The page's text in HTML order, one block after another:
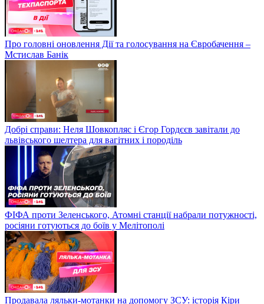
Про головні оновлення Дії та голосування на Євробачення –
Мстислав Банік
Добрі справи: Неля Шовкопляс і Єгор Гордєєв завітали до
львівського шелтера для вагітних і породіль
ФІФА проти Зеленського, Атомні станції набрали потужності,
росіяни готуються до боїв у Мелітополі
Продавала ляльки-мотанки на допомогу ЗСУ: історія Кіри